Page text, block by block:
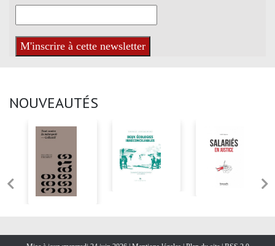
NOUVEAUTÉS